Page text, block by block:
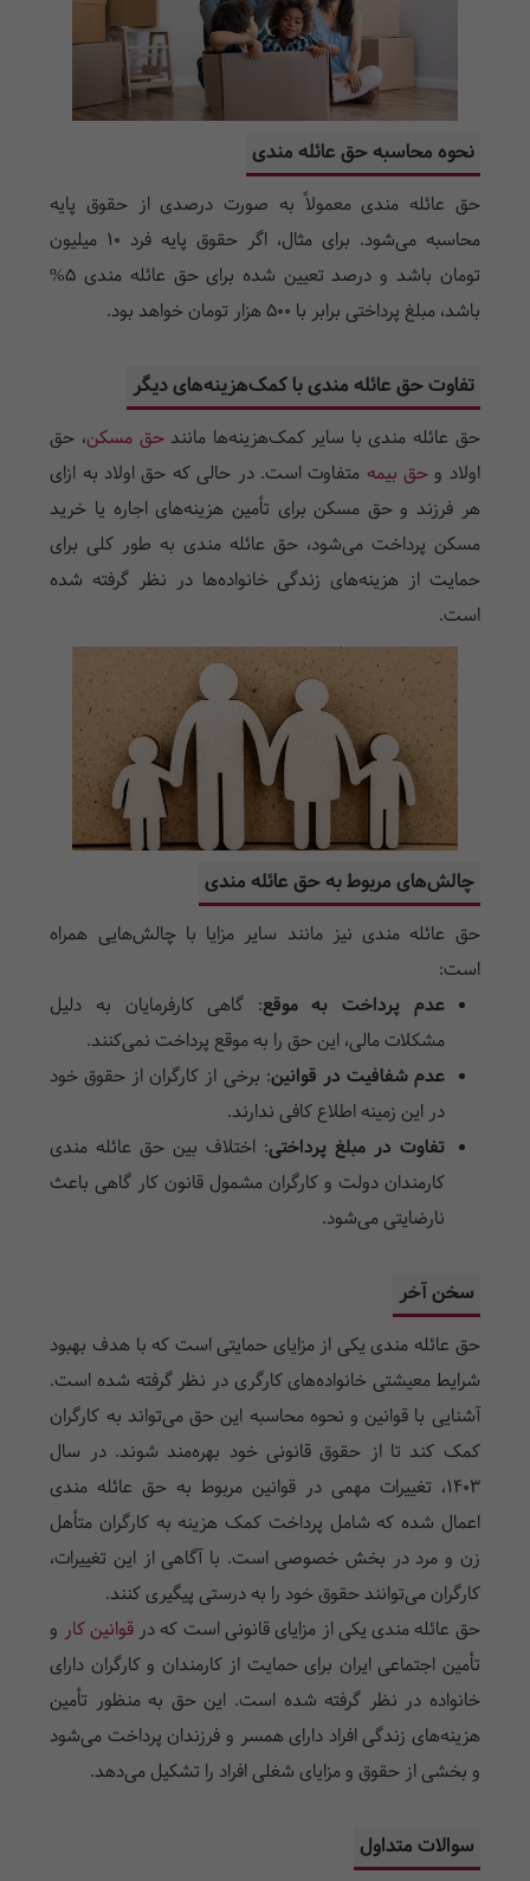
نحوه محاسبه حق عائله مندی
حق عائله مندی معمولاً به صورت درصدی از حقوق پایه
محاسبه می‌شود. برای مثال، اگر حقوق پایه فرد 10 میلیون
تومان باشد و درصد تعیین شده برای حق عائله مندی 5%
باشد، مبلغ پرداختی برابر با 500 هزار تومان خواهد بود.
تفاوت حق عائله مندی با کمک‌هزینه‌های دیگر
حق عائله مندی با سایر کمک‌هزینه‌ها مانندحق مسکن، حق
اولاد وحق بیمه متفاوت است. در حالی که حق اولاد به ازای
هر فرزند و حق مسکن برای تأمین هزینه‌های اجاره یا خرید
مسکن پرداخت می‌شود، حق عائله مندی به طور کلی برای
حمایت از هزینه‌های زندگی خانواده‌ها در نظر گرفته شده
است.
چالش‌های مربوط به حق عائله مندی
حق عائله مندی نیز مانند سایر مزایا با چالش‌هایی همراه
است:
عدم پرداخت به موقع: گاهی کارفرمایان به دلیل
مشکلات مالی، این حق را به موقع پرداخت نمی‌کنند.
عدم شفافیت در قوانین: برخی از کارگران از حقوق خود
در این زمینه اطلاع کافی ندارند.
تفاوت در مبلغ پرداختی: اختلاف بین حق عائله مندی
کارمندان دولت و کارگران مشمول قانون کار گاهی باعث
نارضایتی می‌شود.
سخن آخر
حق عائله مندی یکی از مزایای حمایتی است که با هدف بهبود
شرایط معیشتی خانواده‌های کارگری در نظر گرفته شده است.
آشنایی با قوانین و نحوه محاسبه این حق می‌تواند به کارگران
کمک کند تا از حقوق قانونی خود بهره‌مند شوند. در سال
۱۴۰۳، تغییرات مهمی در قوانین مربوط به حق عائله مندی
اعمال شده که شامل پرداخت کمک هزینه به کارگران متأهل
زن و مرد در بخش خصوصی است. با آگاهی از این تغییرات،
کارگران می‌توانند حقوق خود را به درستی پیگیری کنند.
حق عائله مندی یکی از مزایای قانونی است که درقوانین کار و
تأمین اجتماعی ایران برای حمایت از کارمندان و کارگران دارای
خانواده در نظر گرفته شده است. این حق به منظور تأمین
هزینه‌های زندگی افراد دارای همسر و فرزندان پرداخت می‌شود
و بخشی از حقوق و مزایای شغلی افراد را تشکیل می‌دهد.
سوالات متداول